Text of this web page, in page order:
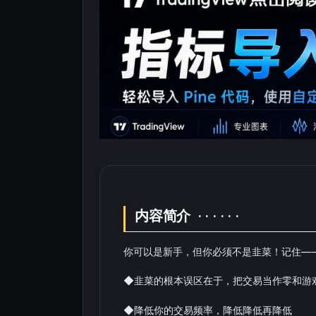
内容简介 · · · · · ·
你可以是新手，但你必须不是韭菜！记住
◆韭菜的根本误区在于，把交易当作零和游
◆降低你的交易频率，降低降低再降低